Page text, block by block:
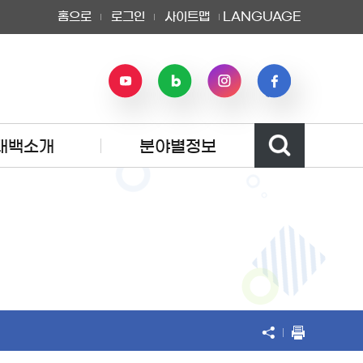
홈으로 로그인 사이트맵 LANGUAGE
백소개 분야별정보